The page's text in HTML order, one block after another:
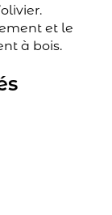
et le
à bois.